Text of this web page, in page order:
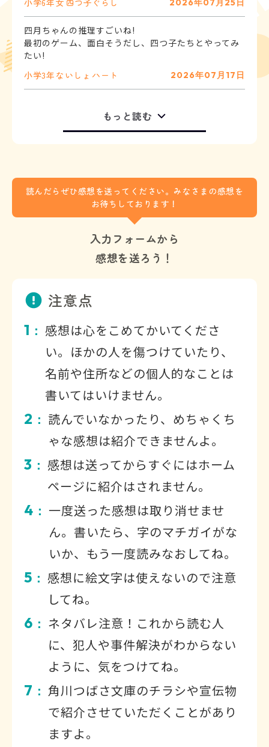
小学6年女 四つ子ぐらし 2026年07月25日
四月ちゃんの推理すごいね!
最初のゲーム、面白そうだし、四つ子たちとやってみ
たい!
小学3年 ないしょ ハート 2026年07月17日
もっと読む
読んだらぜひ感想を送ってください。みなさまの感想を
お待ちしております！
入力フォームから
感想を送ろう！
注意点
1 ： 感想は心をこめてかいてくださ
い。ほかの人を傷つけていたり、
名前や住所などの個人的なことは
書いてはいけません。
2 ： 読んでいなかったり、めちゃくち
ゃな感想は紹介できませんよ。
3 ： 感想は送ってからすぐにはホーム
ページに紹介はされません。
4 ： 一度送った感想は取り消せませ
ん。書いたら、字のマチガイがな
いか、もう一度読みなおしてね。
5 ： 感想に絵文字は使えないので注意
してね。
6 ： ネタバレ注意！これから読む人
に、犯人や事件解決がわからない
ように、気をつけてね。
7 ： 角川つばさ文庫のチラシや宣伝物
で紹介させていただくことがあり
ますよ。